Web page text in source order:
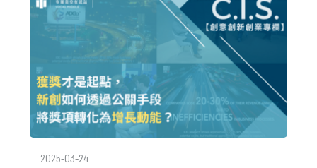
第一哩路的合作夥伴。
2025-03-24